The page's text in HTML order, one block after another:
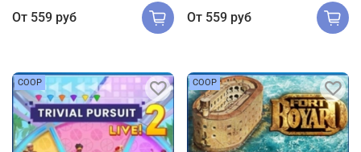
От 559 руб
От 559 руб
COOP COOP